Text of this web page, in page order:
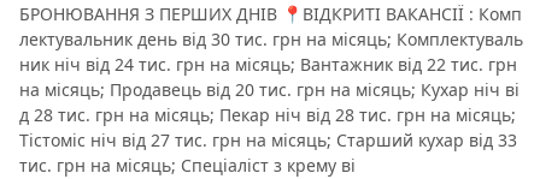
️БРОНЮВАННЯ З ПЕРШИХ ДНІВ️ 📍ВІДКРИТІ ВАКАНСІЇ : Комп
лектувальник день від 30 тис. грн на місяць; Комплектуваль
ник ніч від 24 тис. грн на місяць; Вантажник від 22 тис. грн
на місяць; Продавець від 20 тис. грн на місяць; Кухар ніч ві
д 28 тис. грн на місяць; Пекар ніч від 28 тис. грн на місяць;
Тістоміс ніч від 27 тис. грн на місяць; Старший кухар від 33
тис. грн на місяць; Спеціаліст з крему ві